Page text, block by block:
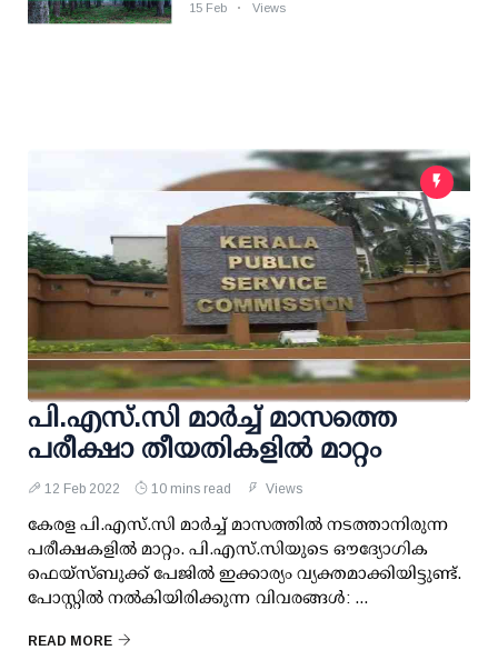
15 Feb Views
പി.എസ്.സി മാര്‍ച്ച് മാസത്തെ
പരീക്ഷാ തീയതികളില്‍ മാറ്റം
12 Feb 2022 10 mins read Views
കേരള പി.എസ്.സി മാര്‍ച്ച് മാസത്തില്‍ നടത്താനിരുന്ന
പരീക്ഷകളില്‍ മാറ്റം. പി.എസ്.സിയുടെ ഔദ്യോഗിക
ഫെയ്സ്ബുക്ക് പേജില്‍ ഇക്കാര്യം വ്യക്തമാക്കിയിട്ടുണ്ട്.
പോസ്റ്റില്‍ നല്‍കിയിരിക്കുന്ന വിവരങ്ങള്‍: ...
READ MORE